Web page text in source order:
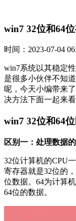
win7 32位和64
时间：2023-07-04
win7系统以其稳定
是很多小伙伴不知
呢，今天小编带来
决方法下面一起来看
win7 32位和64
区别一：处理数据
32位计算机的CPU
寄存器就是32位的
位数据。64为计算
64位的数据。